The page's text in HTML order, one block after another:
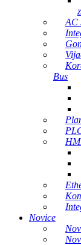
AC
Bus
Novice